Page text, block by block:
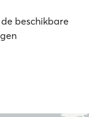
beschikbare